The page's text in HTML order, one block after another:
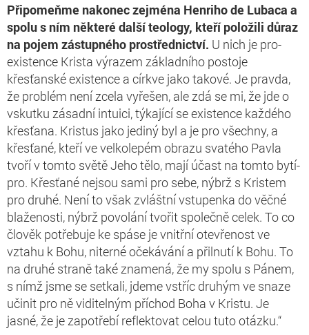
Připomeňme nakonec zejména Henriho de Lubaca a
spolu s ním některé další teology, kteří položili důraz
na pojem zástupného prostřednictví. U nich je pro-
existence Krista výrazem základního postoje
křesťanské existence a církve jako takové. Je pravda,
že problém není zcela vyřešen, ale zdá se mi, že jde o
vskutku zásadní intuici, týkající se existence každého
křesťana. Kristus jako jediný byl a je pro všechny, a
křesťané, kteří ve velkolepém obrazu svatého Pavla
tvoří v tomto světě Jeho tělo, mají účast na tomto bytí-
pro. Křesťané nejsou sami pro sebe, nýbrž s Kristem
pro druhé. Není to však zvláštní vstupenka do věčné
blaženosti, nýbrž povolání tvořit společně celek. To co
člověk potřebuje ke spáse je vnitřní otevřenost ve
vztahu k Bohu, niterné očekávání a přilnutí k Bohu. To
na druhé straně také znamená, že my spolu s Pánem,
s nímž jsme se setkali, jdeme vstříc druhým ve snaze
učinit pro ně viditelným příchod Boha v Kristu. Je
jasné, že je zapotřebí reflektovat celou tuto otázku.“